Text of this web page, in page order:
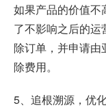
如果产品的价值不
了不影响之后的
除订单，并申请由
除费用。
5、追根溯源，优